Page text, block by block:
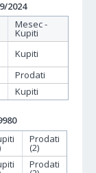
2024
Mesec -
Kupiti
Kupiti
Prodati
Kupiti
Prodati
(2)
Prodati